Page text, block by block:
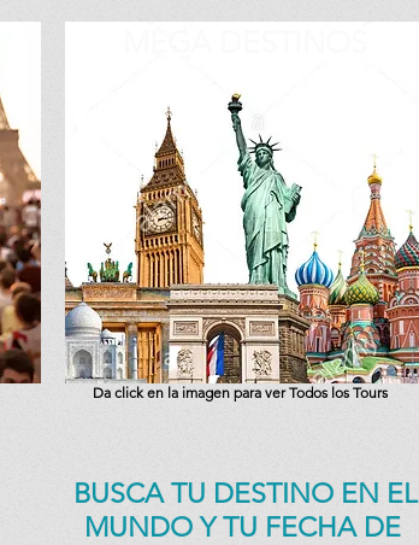
Da click en la imagen para ver Todos los Tours
BUSCA TU DESTINO EN EL
MUNDO Y TU FECHA DE